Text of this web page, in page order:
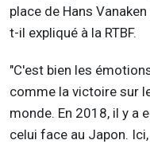
place de Hans
t-il expliqué à la RTBF.
"C'est bien les
comme la victoire sur
monde. En 2018, il y a
celui face au Japon.